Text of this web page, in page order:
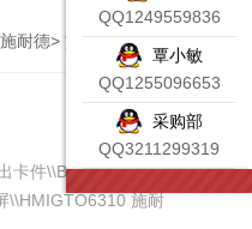
耐德> 施耐德传感器
卡件\\BMXDRA1605
\\HMIGTO6310 施耐
QQ1249559836
覃小敏
QQ1255096653
采购部
QQ3211299319